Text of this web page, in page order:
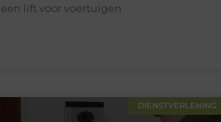
een lift voor voertuigen
DIENSTVERLENING